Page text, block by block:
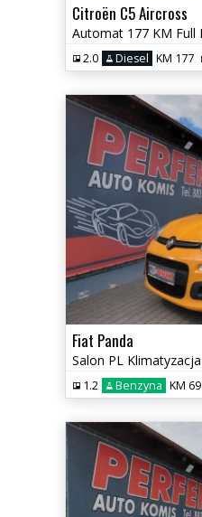
Citroën C5 Aircross
2.0 Diesel KM 177
Fiat Panda
1.2 Benzyna KM 69